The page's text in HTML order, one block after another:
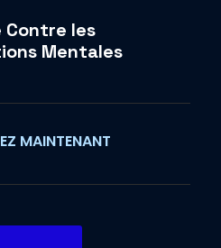
Contre les
Mentales
MAINTENANT